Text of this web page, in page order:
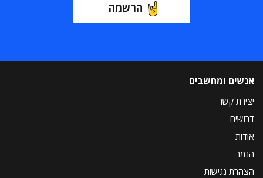
הרשמה
אנשים ומחשבים
יצירת קשר
דרושים
אודות
הנמר
הצהרת נגישות